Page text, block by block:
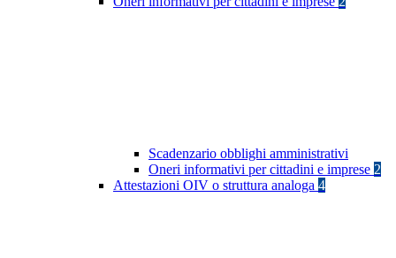
Scadenzario obblighi amministrativi
Oneri informativi per cittadini e imprese 2
Attestazioni OIV o struttura analoga 4